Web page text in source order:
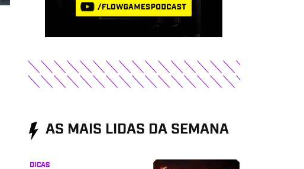
AS MAIS LIDAS DA SEMANA
DICAS